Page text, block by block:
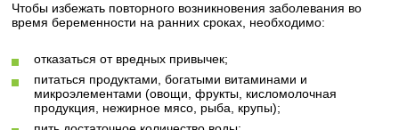
Чтобы избежать повторного возникновения заболевания во
время беременности на ранних сроках, необходимо:
отказаться от вредных привычек;
питаться продуктами, богатыми витаминами и
микроэлементами (овощи, фрукты, кисломолочная
продукция, нежирное мясо, рыба, крупы);